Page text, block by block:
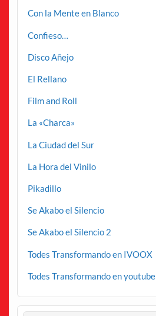
Con la Mente en Blanco
Confieso…
Disco Añejo
El Rellano
Film and Roll
La «Charca»
La Ciudad del Sur
La Hora del Vinilo
Pikadillo
Se Akabo el Silencio
Se Akabo el Silencio 2
Todes Transformando en IVOOX
Todes Transformando en youtube